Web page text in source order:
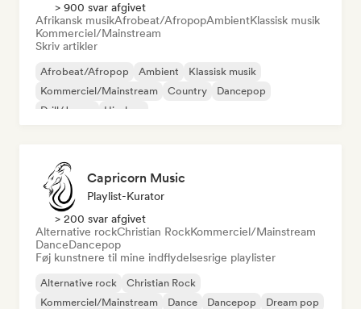
> 900 svar afgivet
Afrikansk musikAfrobeat/AfropopAmbientKlassisk musik
Kommerciel/Mainstream
Skriv artikler
Afrobeat/Afropop Ambient
Klassisk musik
Kommerciel/Mainstream
Country
Dancepop
Drill/Jersey
Hip-hop
Capricorn Music
Playlist-Kurator
> 200 svar afgivet
Alternative rockChristian RockKommerciel/Mainstream
DanceDancepop
Føj kunstnere til mine indflydelsesrige playlister
Alternative rock
Christian Rock
Kommerciel/Mainstream
Dance Dancepop
Dream pop